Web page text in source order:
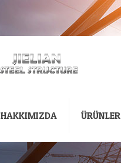
HAKKIMIZDA ÜRÜNLER